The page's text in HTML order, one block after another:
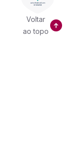
Voltar
ao topo